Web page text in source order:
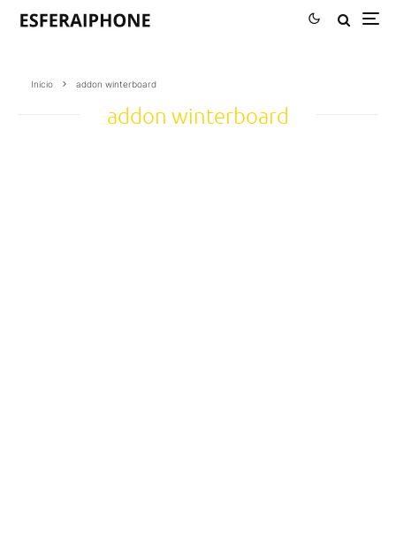
Inicio addon winterboard
addon winterboard